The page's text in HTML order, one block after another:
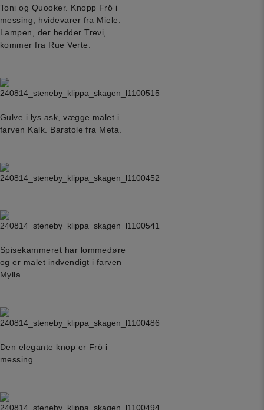
Toni og Quooker. Knopp Frö i
messing, hvidevarer fra Miele.
Lampen, der hedder Trevi,
kommer fra Rue Verte.
Gulve i lys ask, vægge malet i
farven Kalk. Barstole fra Meta.
Spisekammeret har lommedøre
og er malet indvendigt i farven
Mylla.
Den elegante knop er Frö i
messing.